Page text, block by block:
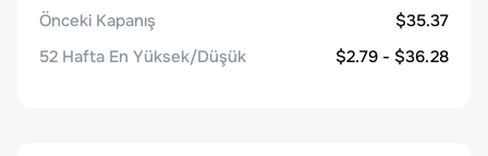
Önceki Kapanış
$35.37
52 Hafta En Yüksek/Düşük
$2.79 - $36.28